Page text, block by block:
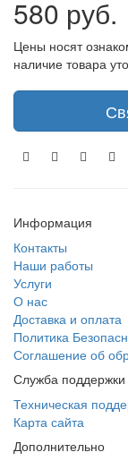
580 руб.
Цены носят
наличие товара
Информация
Контакты
Наши работы
Услуги
О нас
Доставка и оплата
Политика
Соглашение об
Служба поддержки
Техническая
Карта сайта
Дополнительно